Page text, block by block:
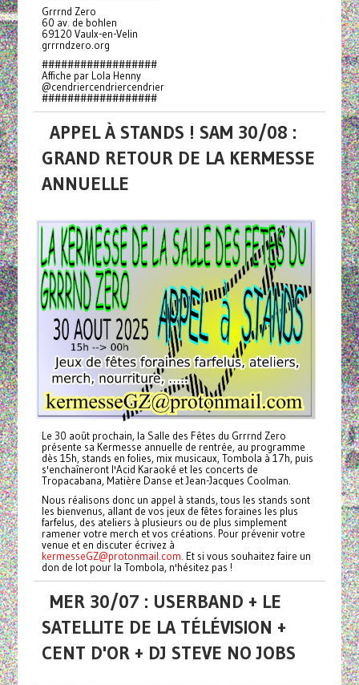
Grrrnd Zero
60 av. de bohlen
69120 Vaulx-en-Velin
grrrndzero.org
##################
Affiche par Lola Henny
@cendriercendriercendrier
##################
APPEL À STANDS ! SAM 30/08 :
GRAND RETOUR DE LA KERMESSE
ANNUELLE
Le 30 août prochain, la Salle des Fêtes du Grrrnd Zero
présente sa Kermesse annuelle de rentrée, au programme
dès 15h, stands en folies, mix musicaux, Tombola à 17h, puis
s'enchaîneront l'Acid Karaoké et les concerts de
Tropacabana, Matière Danse et Jean-Jacques Coolman.
Nous réalisons donc un appel à stands, tous les stands sont
les bienvenus, allant de vos jeux de fêtes foraines les plus
farfelus, des ateliers à plusieurs ou de plus simplement
ramener votre merch et vos créations. Pour prévenir votre
venue et en discuter écrivez à
kermesseGZ@protonmail.com. Et si vous souhaitez faire un
don de lot pour la Tombola, n'hésitez pas !
MER 30/07 : USERBAND + LE
SATELLITE DE LA TÉLÉVISION +
CENT D'OR + DJ STEVE NO JOBS